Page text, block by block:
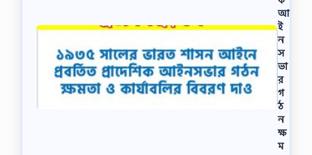
আ
ই
ন
স
ভা
র
গ
ঠ
ন
ক্ষ
ম